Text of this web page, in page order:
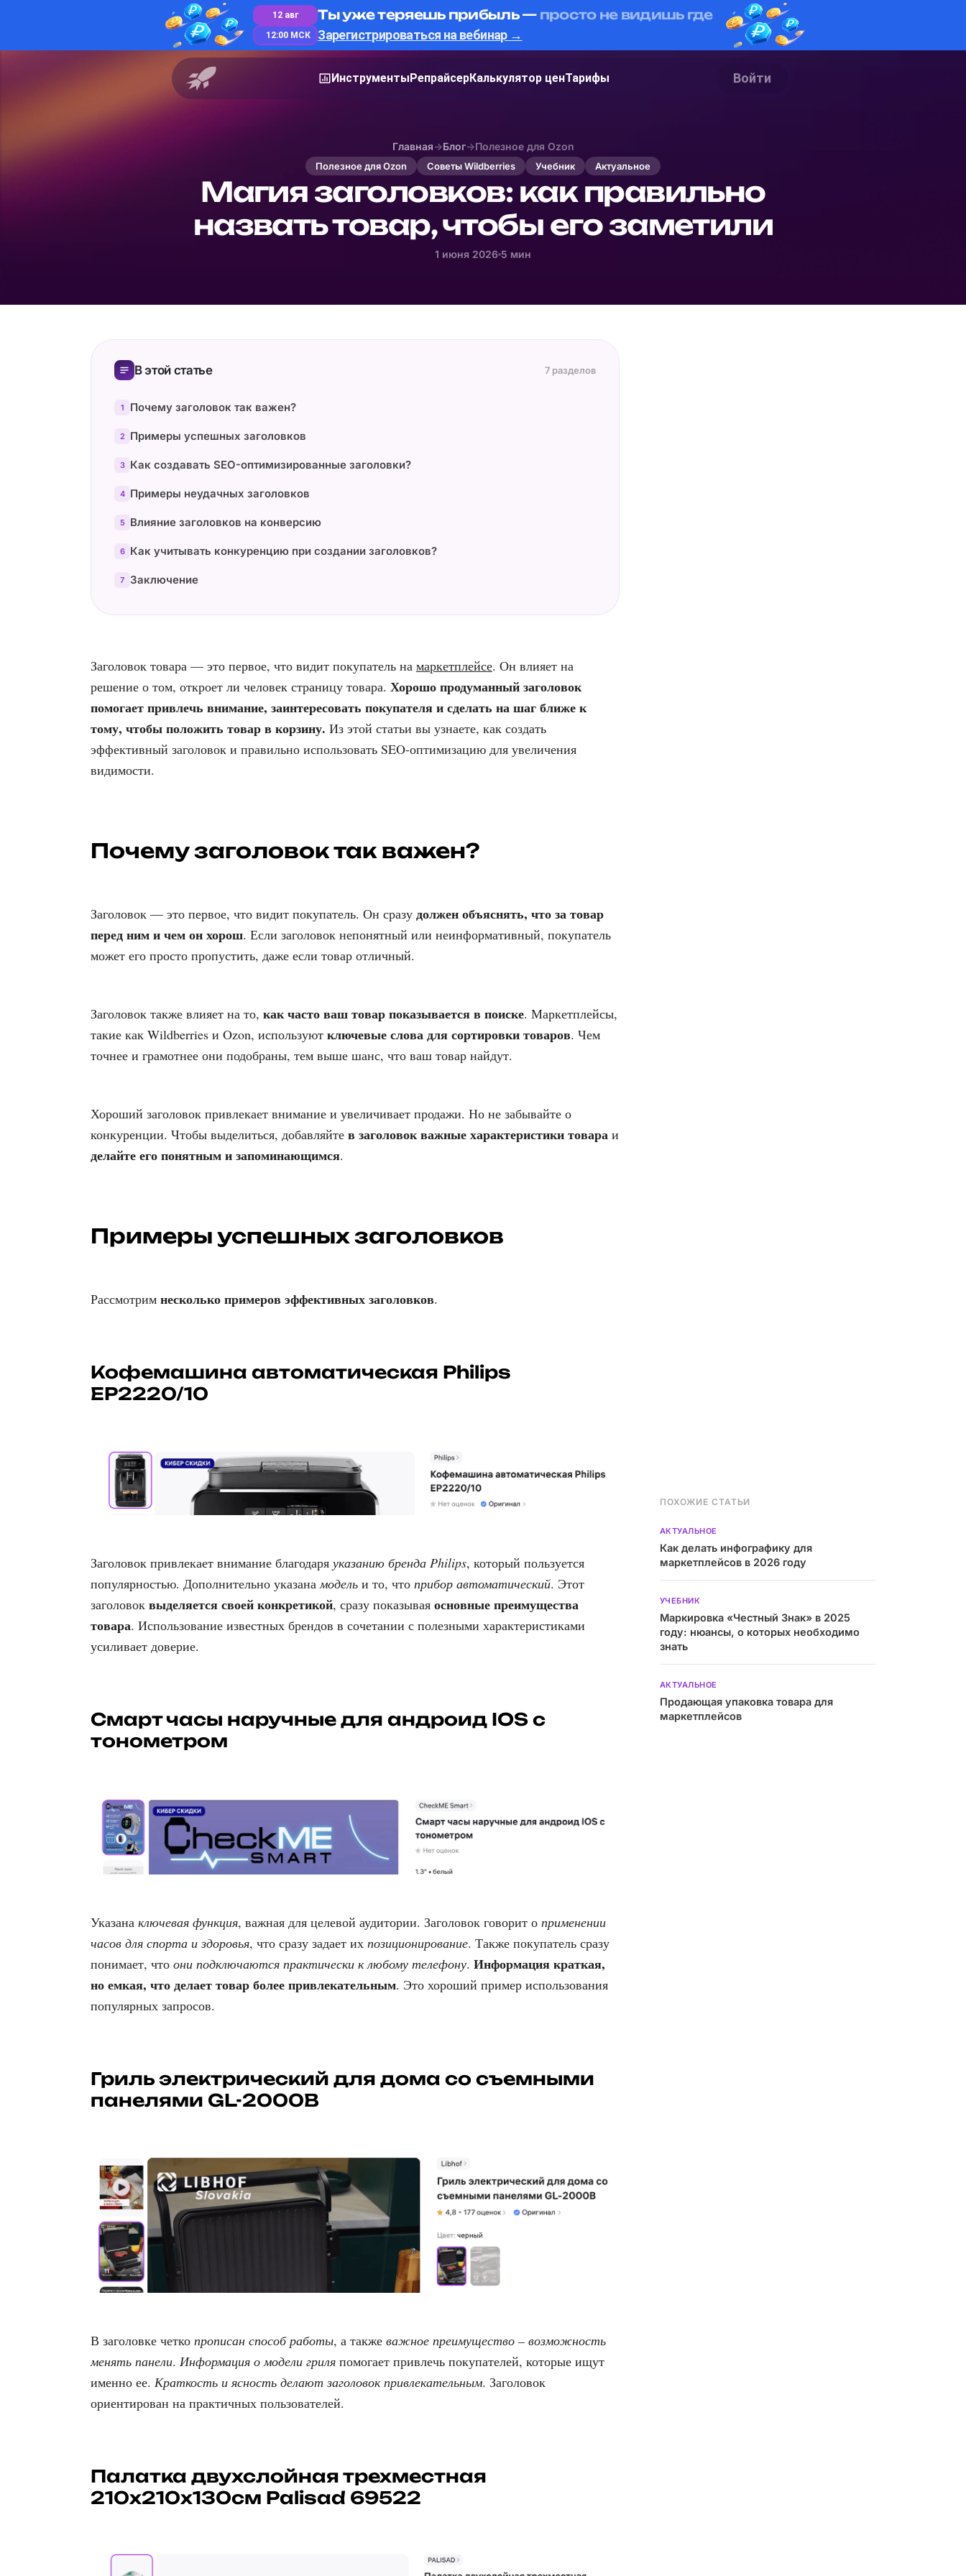
12 авг Ты уже теряешь прибыль — просто не видишь где
12:00 МСК Зарегистрироваться на вебинар →
ИнструментыРепрайсерКалькулятор ценТарифы Войти
Главная→Блог→Полезное для Ozon
Полезное для Ozon Советы Wildberries Учебник Актуальное
Магия заголовков: как правильно
назвать товар, чтобы его заметили
1 июня 2026 5 мин
В этой статье 7 разделов
1 Почему заголовок так важен?
2 Примеры успешных заголовков
3 Как создавать SEO-оптимизированные заголовки?
4 Примеры неудачных заголовков
5 Влияние заголовков на конверсию
6 Как учитывать конкуренцию при создании заголовков?
7 Заключение
Заголовок товара — это первое, что видит покупатель на маркетплейсе. Он влияет на
решение о том, откроет ли человек страницу товара. Хорошо продуманный заголовок
помогает привлечь внимание, заинтересовать покупателя и сделать на шаг ближе к
тому, чтобы положить товар в корзину. Из этой статьи вы узнаете, как создать
эффективный заголовок и правильно использовать SEO-оптимизацию для увеличения
видимости.
Почему заголовок так важен?
Заголовок — это первое, что видит покупатель. Он сразу должен объяснять, что за товар
перед ним и чем он хорош. Если заголовок непонятный или неинформативный, покупатель
может его просто пропустить, даже если товар отличный.
Заголовок также влияет на то, как часто ваш товар показывается в поиске. Маркетплейсы,
такие как Wildberries и Ozon, используют ключевые слова для сортировки товаров. Чем
точнее и грамотнее они подобраны, тем выше шанс, что ваш товар найдут.
Хороший заголовок привлекает внимание и увеличивает продажи. Но не забывайте о
конкуренции. Чтобы выделиться, добавляйте в заголовок важные характеристики товара и
делайте его понятным и запоминающимся.
Примеры успешных заголовков
Рассмотрим несколько примеров эффективных заголовков.
Кофемашина автоматическая Philips
EP2220/10
Заголовок привлекает внимание благодаря указанию бренда Philips, который пользуется
популярностью. Дополнительно указанамодель и то, что прибор автоматический. Этот
заголовок выделяется своей конкретикой, сразу показывая основные преимущества
товара. Использование известных брендов в сочетании с полезными характеристиками
усиливает доверие.
Смарт часы наручные для андроид IOS с
тонометром
Указана ключевая функция, важная для целевой аудитории. Заголовок говорит о применении
часов для спорта и здоровья, что сразу задает их позиционирование. Также покупатель сразу
понимает, что они подключаются практически к любому телефону. Информация краткая,
но емкая, что делает товар более привлекательным. Это хороший пример использования
популярных запросов.
Гриль электрический для дома со съемными
панелями GL-2000B
В заголовке четко прописан способ работы, а также важное преимущество – возможность
менять панели. Информация о модели гриля помогает привлечь покупателей, которые ищут
именно ее. Краткость и ясность делают заголовок привлекательным. Заголовок
ориентирован на практичных пользователей.
Палатка двухслойная трехместная
210x210x130см Palisad 69522
ПОХОЖИЕ СТАТЬИ
АКТУАЛЬНОЕ
Как делать инфографику для
маркетплейсов в 2026 году
УЧЕБНИК
Маркировка «Честный Знак» в 2025
году: нюансы, о которых необходимо
знать
АКТУАЛЬНОЕ
Продающая упаковка товара для
маркетплейсов